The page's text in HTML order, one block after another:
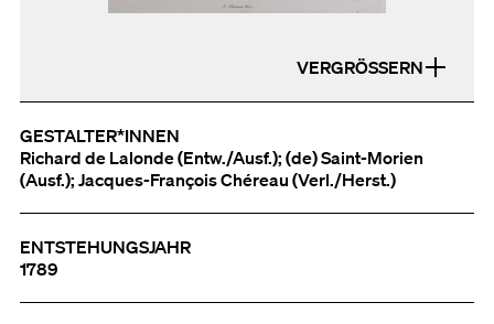
VERGRÖSSERN
GESTALTER*INNEN
Richard de Lalonde (Entw./Ausf.); (de) Saint-Morien
(Ausf.); Jacques-François Chéreau (Verl./Herst.)
ENTSTEHUNGSJAHR
1789